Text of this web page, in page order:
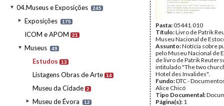
04.Museus e Exposições 245
Exposições 175
ICOM e APOM 21
Museus 49
Estudos 13
Listagens Obras de Arte 14
Museu da Cidade 2
Museu de Évora 12
Pasta:05441.010
Título:Livro de Patrik
Museu Nacional de
Assunto:Notícia sobre
pelo Museu Nacional de
de livro de Patrik
intitulado "The two
Hotel des Invalides".
Fundo:DTC -
Alice Chicó
Tipo Documental:
Página(s): 1